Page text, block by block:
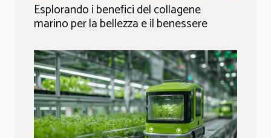
Esplorando i benefici del collagene
marino per la bellezza e il benessere